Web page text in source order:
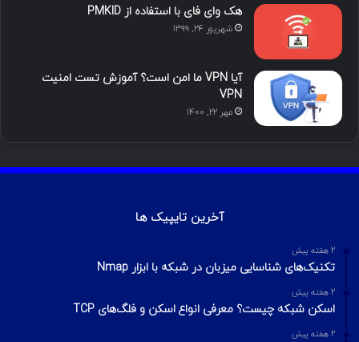
هک وای فای با استفاده از PMKID
شهریور ۲۴, ۱۳۹۹
آیا VPN ما امن است؟ آموزش تست امنیت
VPN
مهر ۲۲, ۱۴۰۰
آخرین تایپیک ها
2 هفته پیش
تکنیک‌های شناسایی میزبان در شبکه با ابزار Nmap
2 هفته پیش
اسکن شبکه چیست؟ معرفی انواع اسکن و فلگ‌های TCP
2 هفته پیش